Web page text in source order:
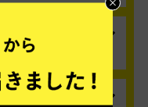
キロ未満にてお送
らないものは、緩
詳しくはこちらの
での発送をお願
買取を申込む
だけます。
が必須となります。
のはあります
。身分証につき
を登録いただけ